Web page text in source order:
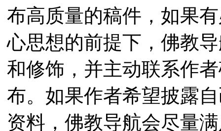
布高质量的稿件，如果
心思想的前提下，佛教
和修饰，并主动联系作
布。如果作者希望披露
资料，佛教导航会尽量